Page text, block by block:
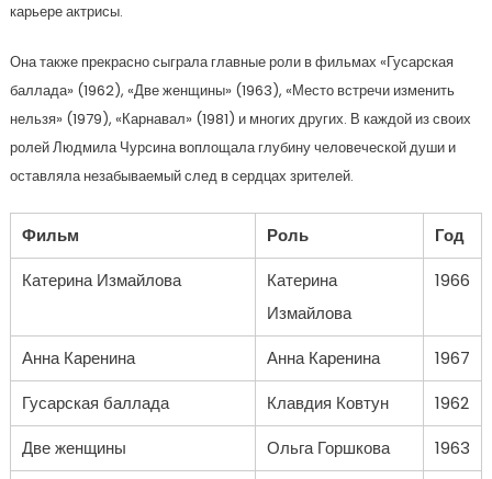
карьере актрисы.
Она также прекрасно сыграла главные роли в фильмах «Гусарская
баллада» (1962), «Две женщины» (1963), «Место встречи изменить
нельзя» (1979), «Карнавал» (1981) и многих других. В каждой из своих
ролей Людмила Чурсина воплощала глубину человеческой души и
оставляла незабываемый след в сердцах зрителей.
Фильм Роль
Год
Катерина Измайлова
Катерина
Измайлова
1966
Анна Каренина Анна Каренина
1967
Гусарская баллада
Клавдия Ковтун
1962
Две женщины
Ольга Горшкова
1963